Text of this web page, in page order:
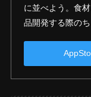
に並べよう。食
品開発する際の